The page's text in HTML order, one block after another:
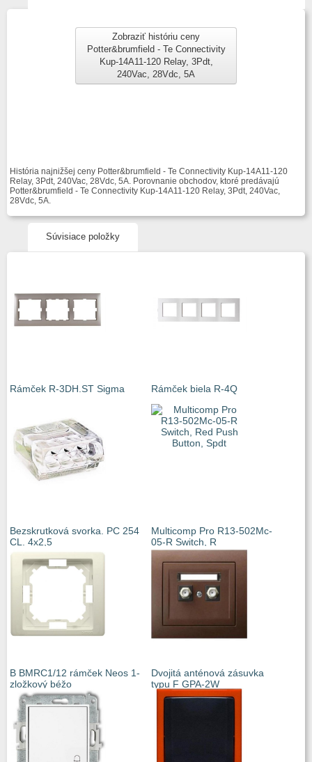
Zobraziť históriu ceny
Potter&brumfield - Te Connectivity
Kup-14A11-120 Relay, 3Pdt,
240Vac, 28Vdc, 5A
História najnižšej ceny Potter&brumfield - Te Connectivity Kup-14A11-120
Relay, 3Pdt, 240Vac, 28Vdc, 5A. Porovnanie obchodov, ktoré predávajú
Potter&brumfield - Te Connectivity Kup-14A11-120 Relay, 3Pdt, 240Vac,
28Vdc, 5A.
Súvisiace položky
Rámček R-3DH.ST Sigma Rámček biela R-4Q
Bezskrutková svorka. PC 254
CL. 4x2,5
Multicomp Pro R13-502Mc-
05-R Switch, R
B BMRC1/12 rámček Neos 1-
zložkový béžo
Dvojitá anténová zásuvka
typu F GPA-2W